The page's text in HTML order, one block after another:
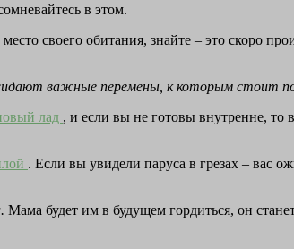
в этом.
своего обитания, знайте – это скоро
важные перемены, к которым стоит
лад , и если вы не готовы внутренне, то
. Если вы увидели паруса в грезах – вас
Мама будет им в будущем гордиться, он